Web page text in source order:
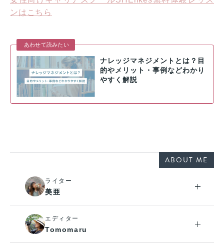
ンはこちら
あわせて読みたい
ナレッジマネジメントとは？目
的やメリット・事例などわかり
やすく解説
ABOUT ME
ライター
美亜
エディター
Tomomaru